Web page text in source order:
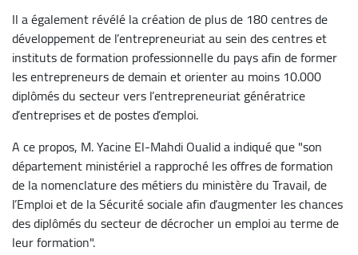
Il a également révélé la création de plus de 180 centres de
développement de l’entrepreneuriat au sein des centres et
instituts de formation professionnelle du pays afin de former
les entrepreneurs de demain et orienter au moins 10.000
diplômés du secteur vers l’entrepreneuriat génératrice
d’entreprises et de postes d’emploi.
A ce propos, M. Yacine El-Mahdi Oualid a indiqué que "son
département ministériel a rapproché les offres de formation
de la nomenclature des métiers du ministère du Travail, de
l’Emploi et de la Sécurité sociale afin d’augmenter les chances
des diplômés du secteur de décrocher un emploi au terme de
leur formation".